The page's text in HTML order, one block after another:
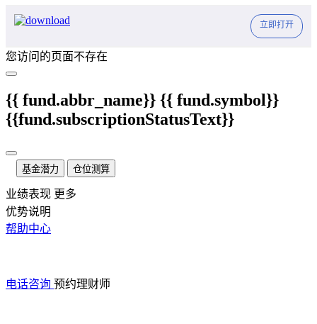
立即打开
您访问的页面不存在
{{ fund.abbr_name}} {{ fund.symbol}}
{{fund.subscriptionStatusText}}
基金潜力 仓位测算
业绩表现 更多
优势说明
帮助中心
电话咨询 预约理财师